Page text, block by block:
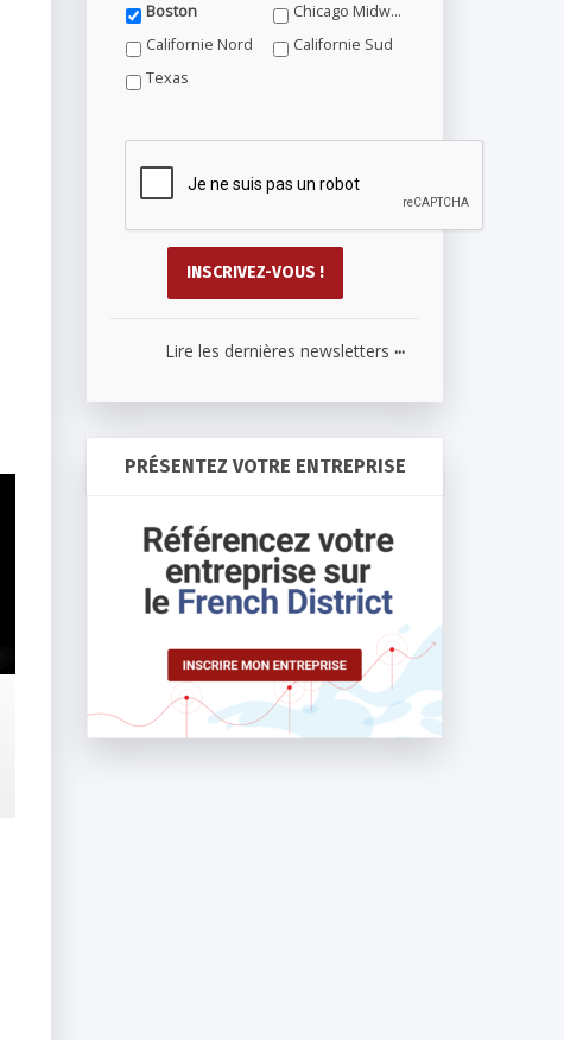
Boston
Chicago Midwest
Californie Nord
Californie Sud
Texas
Lire les dernières newsletters ...
PRÉSENTEZ VOTRE ENTREPRISE